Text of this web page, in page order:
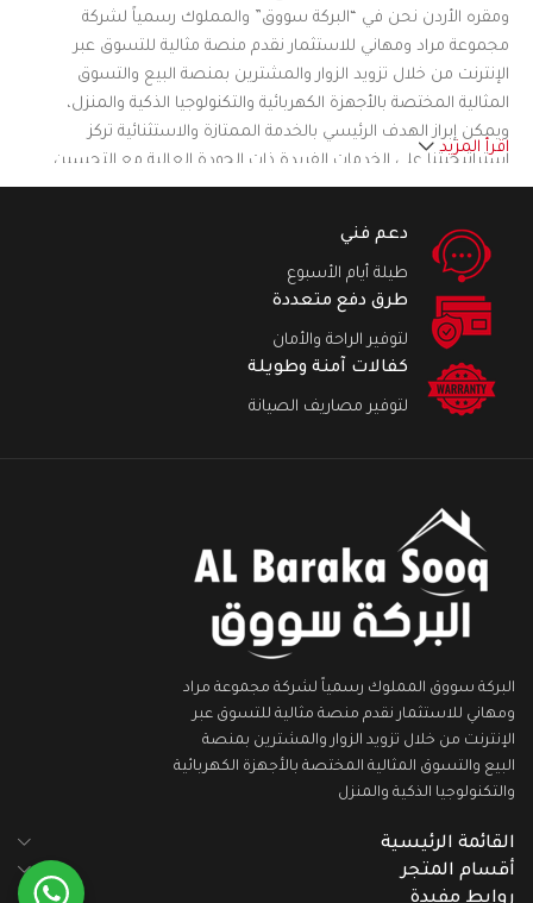
ومقره الأردن نحن في “البركة سووق” والمملوك رسمياً لشركة
مجموعة مراد ومهاني للاستثمار نقدم منصة مثالية للتسوق عبر
الإنترنت من خلال تزويد الزوار والمشترين بمنصة البيع والتسوق
المثالية المختصة بالأجهزة الكهربائية والتكنولوجيا الذكية والمنزل،
ويمكن إبراز الهدف الرئيسي بالخدمة الممتازة والاستثنائية تركز
استراتيجيتنا على الخدمات الفريدة ذات الجودة العالية مع التحسين
المستمر لتلبية احتياجات ورغبات العملاء المختلفة من خلال تقديم
مباشرة في تصنيفات مختلفة مما يجعل موقعنا على شبكة الإنترنت
منصة للتسوق تركز على راحة العملاء.نسعى في “البركة سووق” لأن
نكون منصة التسوق الرائدة والمميزة في الأردن
اقرأ المزيد
دعم فني
طيلة أيام الأسبوع
طرق دفع متعددة
لتوفير الراحة والأمان
كفالات آمنة وطويلة
لتوفير مصاريف الصيانة
البركة سووق المملوك رسمياً لشركة مجموعة مراد
ومهاني للاستثمار نقدم منصة مثالية للتسوق عبر
الإنترنت من خلال تزويد الزوار والمشترين بمنصة
البيع والتسوق المثالية المختصة بالأجهزة الكهربائية
والتكنولوجيا الذكية والمنزل
القائمة الرئيسية
أقسام المتجر
روابط مفيدة